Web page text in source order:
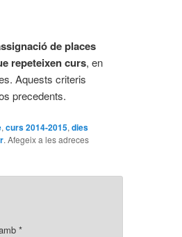
de places
repeteixen curs, en
Aquests criteris
precedents.
, curs 2014-2015, dies
. Afegeix a les adreces
*